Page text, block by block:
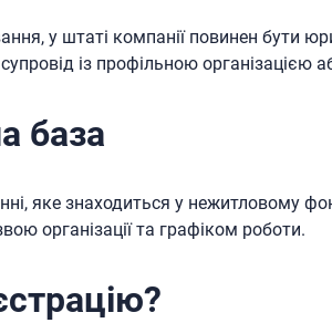
у штаті компанії повинен бути
із профільною організацією
база
яке знаходиться у нежитловому
організації та графіком роботи.